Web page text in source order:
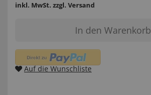
inkl. MwSt. zzgl. Versand
In den Warenkorb
Auf die Wunschliste